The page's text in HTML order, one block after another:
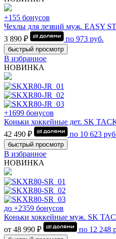
+155 бонусов
Чехлы для лезвий муж. EASY
3 890 ₽
по 973 руб.
быстрый просмотр
В избранное
НОВИНКА
+1699 бонусов
Коньки хоккейные дет. SK
42 490 ₽
по 10 623
быстрый просмотр
В избранное
НОВИНКА
до +2359 бонусов
Коньки хоккейные муж. SK
от 48 990 ₽
по 12 248